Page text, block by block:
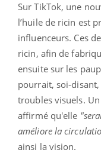
Sur TikTok, une
l’huile de ricin est
influenceurs. Ces
ricin, afin de
ensuite sur les
pourrait, soi-
troubles visuels.
affirmé qu'elle
améliore la
ainsi la vision.